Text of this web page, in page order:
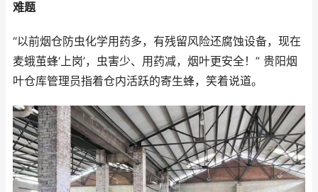
难题
“以前烟仓防虫化学用药多，有残留风险还腐蚀设备，现在
麦蛾茧蜂‘上岗’，虫害少、用药减，烟叶更安全！” 贵阳烟
叶仓库管理员指着仓内活跃的寄生蜂，笑着说道。